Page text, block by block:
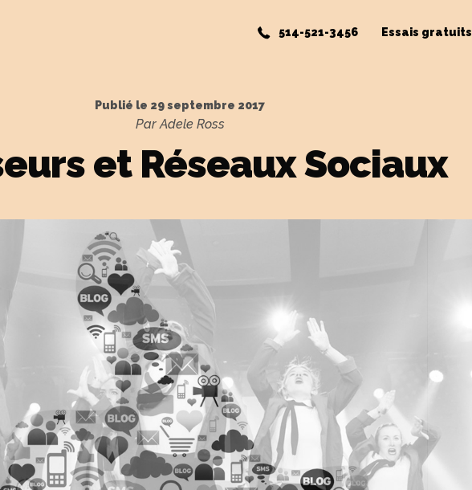
514-521-3456 Essais gratuits
Publié le 29 septembre 2017
Par Adele Ross
et Réseaux Sociaux